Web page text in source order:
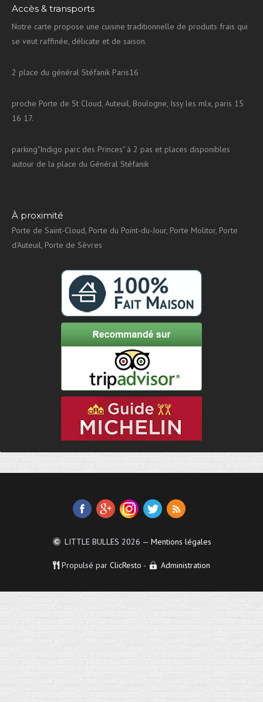
Accès & transports
Notre carte propose une cuisine traditionnelle de produits frais qui
se veut raffinée, délicate et de saison.
2 place du général Stéfanik Paris16
proche Porte de St Cloud, Auteuil, Boulogne, Issy les mlx, paris 15
16 17.
parking"Indigo parc des Princes" à 2 pas et places disponibles
autour de la place du Général Stéfanik
À proximité
Porte de Saint-Cloud, Porte du Point-du-Jour, Porte Molitor, Porte
d'Auteuil, Porte de Sèvres
LITTLE BULLES 2026 — Mentions légales
Propulsé parClicResto - Administration